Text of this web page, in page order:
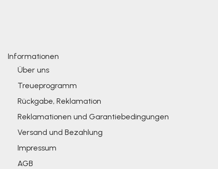
Informationen
Über uns
Treueprogramm
Rückgabe, Reklamation
Reklamationen und Garantiebedingungen
Versand und Bezahlung
Impressum
AGB